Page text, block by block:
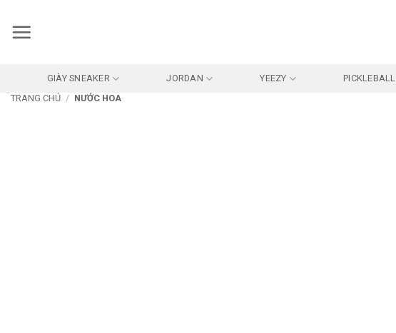
qua
GIÀY SNEAKER JORDAN YEEZY PICKLEBALL
TRANG CHỦ / NƯỚC HOA